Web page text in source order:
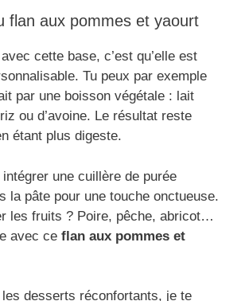
flan aux pommes et yaourt
cette base, c’est qu’elle est
Tu peux par exemple
par une boisson végétale : lait
ou d’avoine. Le résultat reste
étant plus digeste.
une cuillère de purée
la pâte pour une touche onctueuse.
les fruits ? Poire, pêche, abricot…
avec ce flan aux pommes et
desserts réconfortants, je te